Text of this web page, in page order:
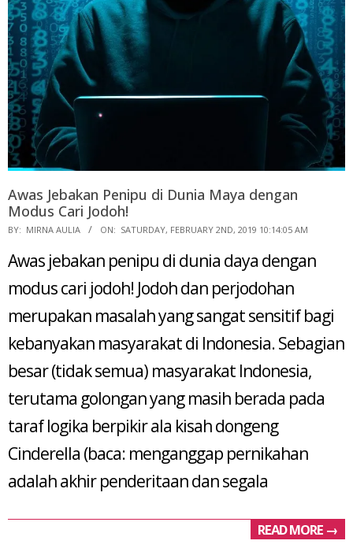
Awas Jebakan Penipu di Dunia Maya dengan
Modus Cari Jodoh!
2019-
02
BY: MIRNA AULIA ON: SATURDAY, FEBRUARY 2ND, 2019 10:14:05 AM
Awas jebakan penipu di dunia daya dengan
modus cari jodoh! Jodoh dan perjodohan
merupakan masalah yang sangat sensitif bagi
kebanyakan masyarakat di Indonesia. Sebagian
besar (tidak semua) masyarakat Indonesia,
terutama golongan yang masih berada pada
taraf logika berpikir ala kisah dongeng
Cinderella (baca: menganggap pernikahan
adalah akhir penderitaan dan segala
READ MORE →